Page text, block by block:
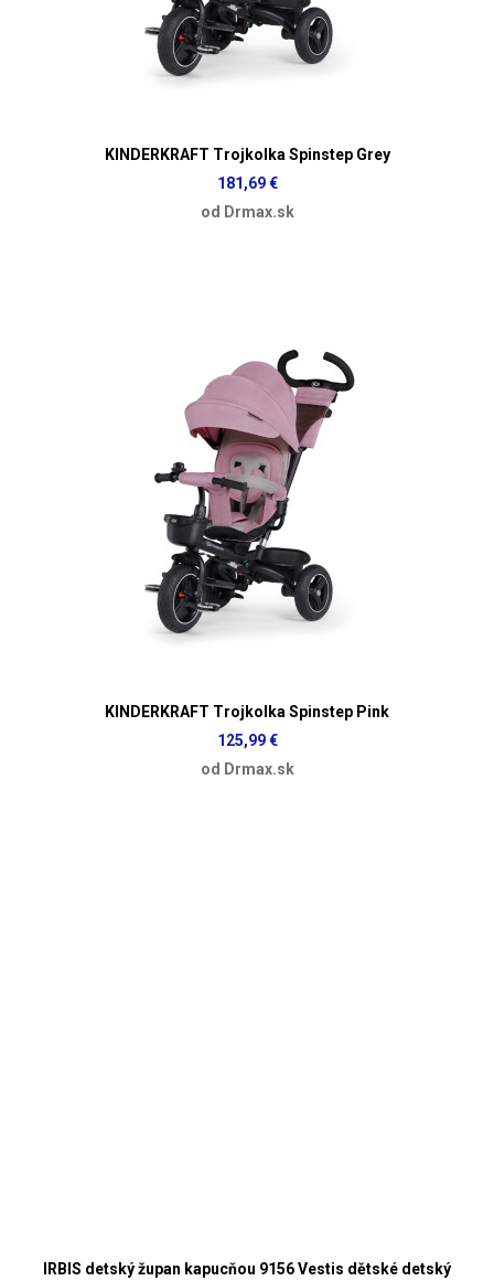
KINDERKRAFT Trojkolka Spinstep Grey
181,69 €
od Drmax.sk
KINDERKRAFT Trojkolka Spinstep Pink
125,99 €
od Drmax.sk
IRBIS detský župan kapucňou 9156 Vestis dětské detský